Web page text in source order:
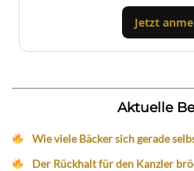
Jetzt
Aktuelle
Wie viele Bäcker sich gerade
Der Rückhalt für den Kanzler